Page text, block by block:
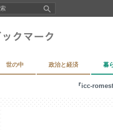
世の中 政治と経済 暮
『icc-